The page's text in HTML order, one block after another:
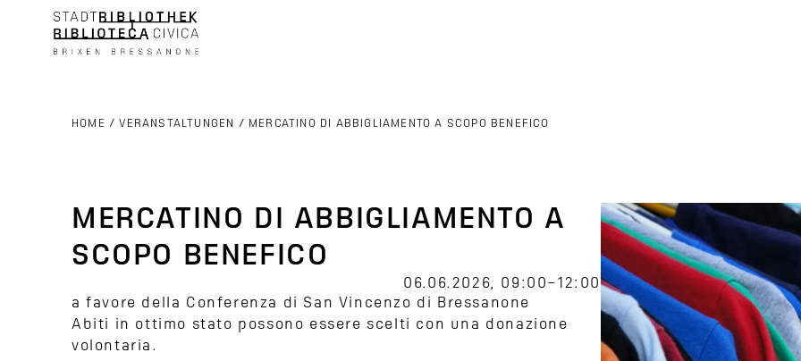
HOME /VERANSTALTUNGEN / MERCATINO DI ABBIGLIAMENTO A SCOPO BENEFICO
MERCATINO DI ABBIGLIAMENTO A
SCOPO BENEFICO
06.06.2026, 09:00–12:00
a favore della Conferenza di San Vincenzo di Bressanone
Abiti in ottimo stato possono essere scelti con una donazione
volontaria.